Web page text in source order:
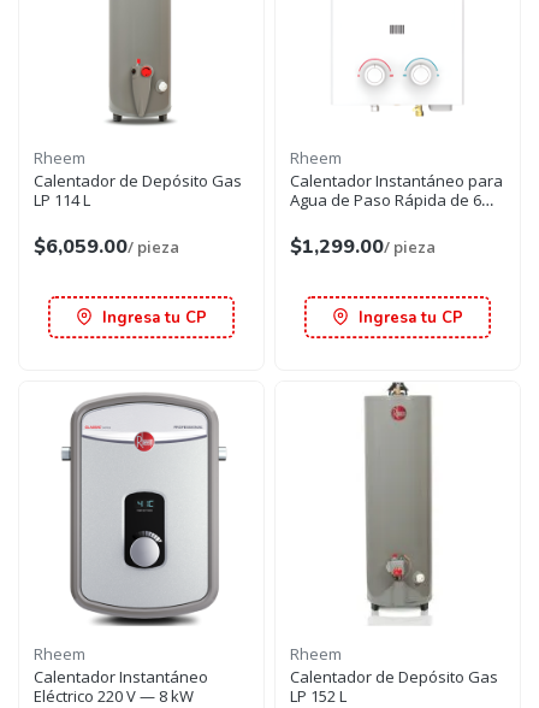
Rheem
Calentador de Depósito Gas
LP 114 L
$6,059.00/ pieza
Ingresa tu CP
Rheem
Calentador Instantáneo para
Agua de Paso Rápida de 6
$1,299.00/ pieza
Ingresa tu CP
Rheem
Calentador Instantáneo
Eléctrico 220 V — 8 kW
Rheem
Calentador de Depósito Gas
LP 152 L